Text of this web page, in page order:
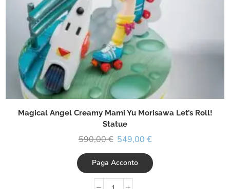
Magical Angel Creamy Mami Yu Morisawa Let’s Roll!
Statue
590,00€ 549,00 €
Paga Acconto